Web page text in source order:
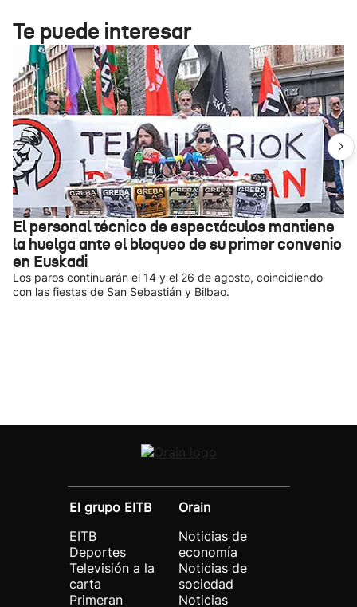
Te puede interesar
El personal técnico de espectáculos mantiene
la huelga ante el bloqueo de su primer convenio
en Euskadi
Los paros continuarán el 14 y el 26 de agosto, coincidiendo
con las fiestas de San Sebastián y Bilbao.
El grupo EITB
EITB
Deportes
Televisión a la
carta
Primeran
Orain
Noticias de
economía
Noticias de
sociedad
Noticias